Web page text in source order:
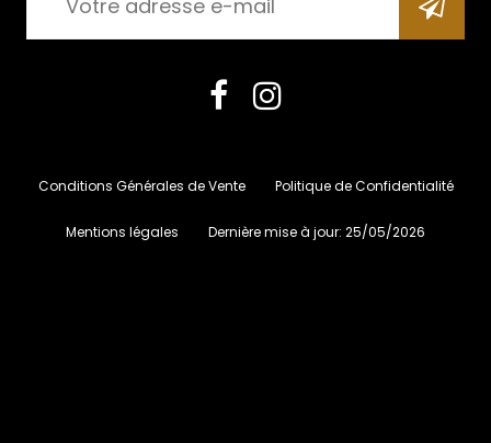
Conditions Générales de Vente Politique de Confidentialité
Mentions légales Dernière mise à jour: 25/05/2026